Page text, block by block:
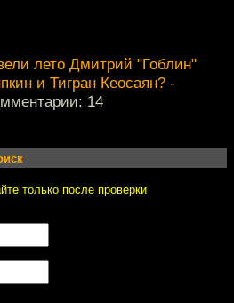
лето Дмитрий "Гоблин"
и Тигран Кеосаян? -
14
только после проверки